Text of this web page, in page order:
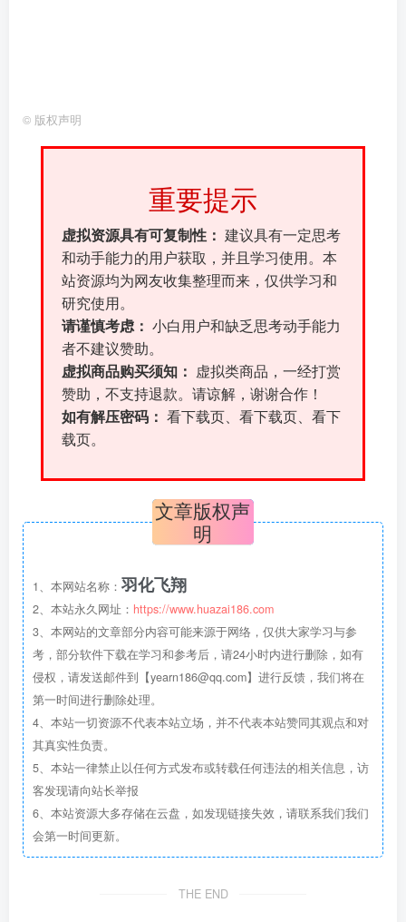
© 版权声明
重要提示
虚拟资源具有可复制性： 建议具有一定思考
和动手能力的用户获取，并且学习使用。本
站资源均为网友收集整理而来，仅供学习和
研究使用。
请谨慎考虑： 小白用户和缺乏思考动手能力
者不建议赞助。
虚拟商品购买须知：
虚拟类商品，一经打赏
赞助，不支持退款。请谅解，谢谢合作！
如有解压密码： 看下载页、看下载页、看下
载页。
文章版权声
明
1、本网站名称： 羽化飞翔
2、本站永久网址： https://www.huazai186.com
3、本网站的文章部分内容可能来源于网络，仅供大家学习与参
考，部分软件下载在学习和参考后，请24小时内进行删除，如有
侵权，请发送邮件到【yearn186@qq.com】进行反馈，我们将在
第一时间进行删除处理。
4、本站一切资源不代表本站立场，并不代表本站赞同其观点和对
其真实性负责。
5、本站一律禁止以任何方式发布或转载任何违法的相关信息，访
客发现请向站长举报
6、本站资源大多存储在云盘，如发现链接失效，请联系我们我们
会第一时间更新。
THE END